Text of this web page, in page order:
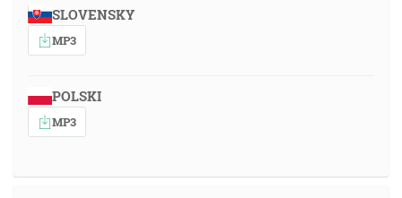
SLOVENSKY
MP3
POLSKI
MP3